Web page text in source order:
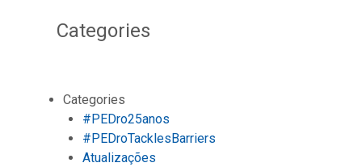
Categories
Categories
#PEDro25anos
#PEDroTacklesBarriers
Atualizações